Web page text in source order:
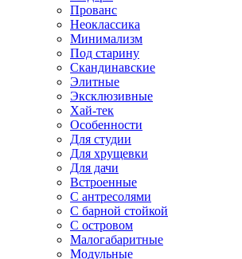
Прованс
Неоклассика
Минимализм
Под старину
Скандинавские
Элитные
Эксклюзивные
Хай-тек
Особенности
Для студии
Для хрущевки
Для дачи
Встроенные
С антресолями
С барной стойкой
С островом
Малогабаритные
Модульные